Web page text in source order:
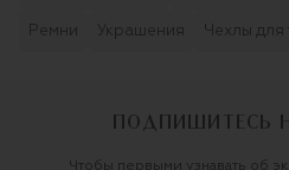
Ремни Украшения Чехлы для
ПОДПИШИТЕСЬ
Чтобы первыми узнавать об